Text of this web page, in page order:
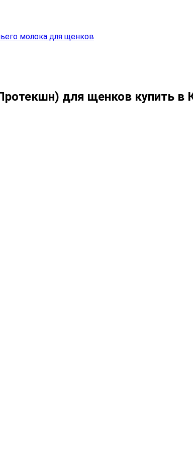
молока для щенков
для щенков купить в